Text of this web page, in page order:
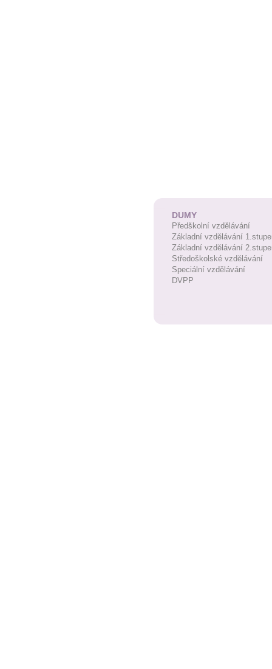
DUMY
Předškolní vzdělávání
Základní vzdělávání
Základní vzdělávání
Středoškolské vzdělávání
Speciální vzdělávání
DVPP